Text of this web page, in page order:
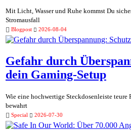
Mit Licht, Wasser und Ruhe kommst Du
Stromausfall
Blogpost 2026-08-04
Gefahr durch
dein Gaming-Setup
Wie eine hochwertige Steckdosenleiste teure
bewahrt
Special 2026-07-30